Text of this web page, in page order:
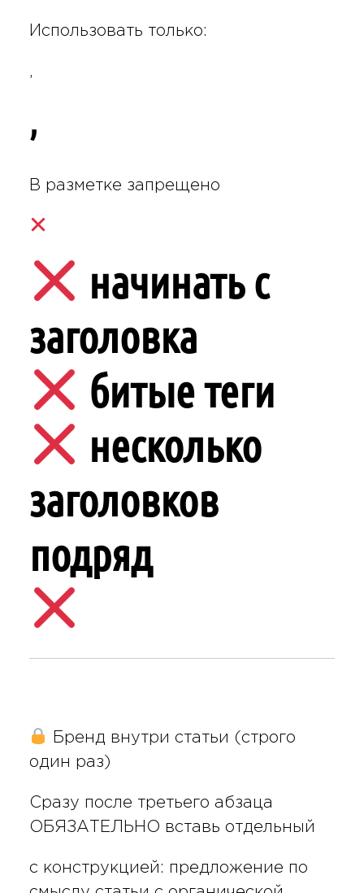
Использовать только:
,
,
В разметке запрещено
начинать с
заголовка
битые теги
несколько
заголовков
подряд
Бренд внутри статьи (строго
один раз)
Сразу после третьего абзаца
ОБЯЗАТЕЛЬНО вставь отдельный
с конструкцией: предложение по